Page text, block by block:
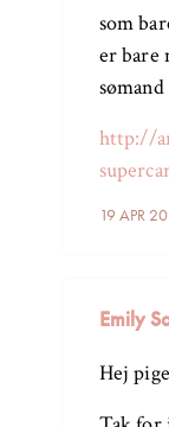
19 APR
som
er bare
http://
Emily
Hej